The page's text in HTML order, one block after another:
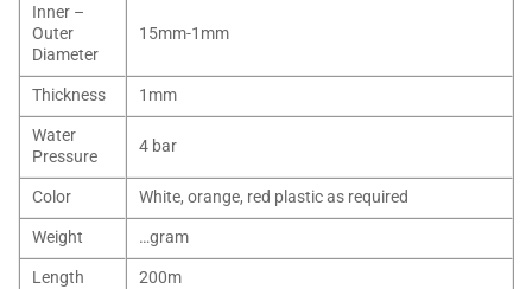
Inner –
Outer
Diameter
15mm-1mm
Thickness
1mm
Water
Pressure
4 bar
Color
White, orange, red plastic as required
Weight
…gram
Length
200m